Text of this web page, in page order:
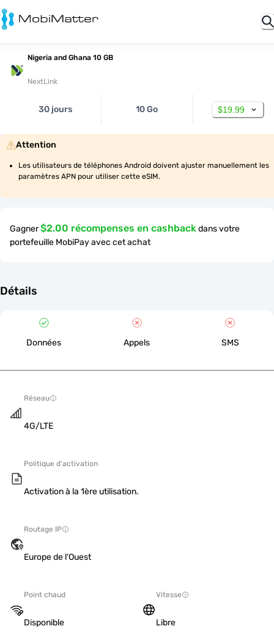
Nigeria and Ghana 10 GB
NextLink
30 jours 10 Go $19.99
Attention
Les utilisateurs de téléphones Android doivent ajuster manuellement les
paramètres APN pour utiliser cette eSIM.
Gagner$2.00 récompenses en cashbackdans votre
portefeuille MobiPay avec cet achat
Détails
Données Appels SMS
Réseau
4G/LTE
Politique d'activation
Activation à la 1ère utilisation.
Routage IP
Europe de l'Ouest
Point chaud
Disponible
Vitesse
Libre